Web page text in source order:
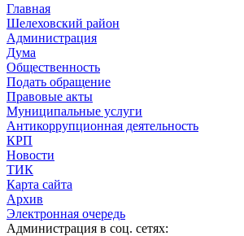
Главная
Шелеховский район
Администрация
Дума
Общественность
Подать обращение
Правовые акты
Муниципальные услуги
Антикоррупционная деятельность
КРП
Новости
ТИК
Карта сайта
Архив
Электронная очередь
Администрация в соц. сетях: